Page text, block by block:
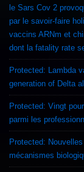
le Sars Cov 2
par le savoir-faire holistique serait davantage
vaccins ARNm et
dont la fatality rate
Protected: Lambda
generation of Delta
Protected: Vingt
Protected: